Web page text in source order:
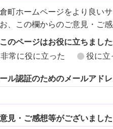
町ホームページをより良い
、この欄からのご意見・ご
のページはお役に立ちました
非常に役に立った
役に立
ル認証のためのメールアド
見・ご感想等がございまし